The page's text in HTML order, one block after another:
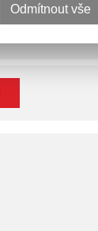
Odmítnout vše